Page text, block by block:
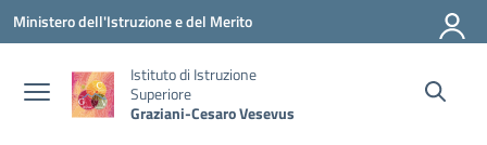
Vai ai contenuti
Vai al menu di navigazione
Vai al footer
Ministero dell'Istruzione e del Merito
Istituto di Istruzione
Superiore
Graziani-Cesaro Vesevus